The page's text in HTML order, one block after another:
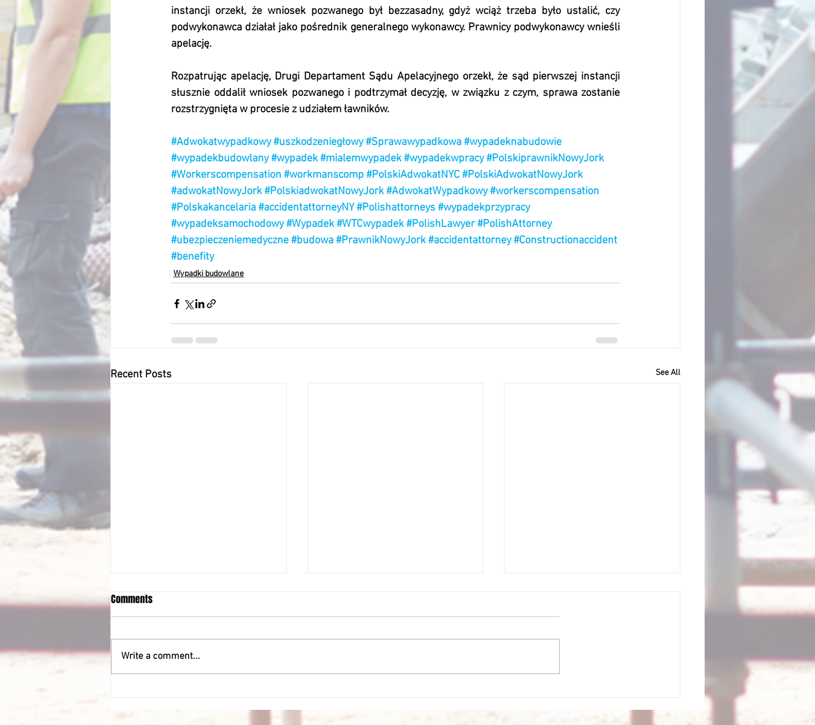
instancji orzekł, że wniosek pozwanego był bezzasadny, gdyż wciąż trzeba było ustalić, czy
podwykonawca działał jako pośrednik generalnego wykonawcy. Prawnicy podwykonawcy wnieśli
apelację.
Rozpatrując apelację, Drugi Departament Sądu Apelacyjnego orzekł, że sąd pierwszej instancji
słusznie oddalił wniosek pozwanego i podtrzymał decyzję, w związku z czym, sprawa zostanie
rozstrzygnięta w procesie z udziałem ławników.
#Adwokatwypadkowy#uszkodzeniegłowy#Sprawawypadkowa#wypadeknabudowie
#wypadekbudowlany#wypadek#mialemwypadek#wypadekwpracy#PolskiprawnikNowyJork
#Workerscompensation #workmanscomp#PolskiAdwokatNYC#PolskiAdwokatNowyJork
#adwokatNowyJork#PolskiadwokatNowyJork#AdwokatWypadkowy#workerscompensation
#Polskakancelaria#accidentattorneyNY#Polishattorneys#wypadekprzypracy
#wypadeksamochodowy#Wypadek#WTCwypadek#PolishLawyer#PolishAttorney
#ubezpieczeniemedyczne#budowa#PrawnikNowyJork#accidentattorney#Constructionaccident
#benefity
Wypadki budowlane
Recent Posts See All
Comments
Write a comment...